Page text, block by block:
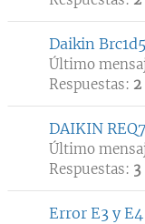
Daikin
Último
Respuestas: 2
DAIKIN
Último
Respuestas: 3
Error E3 y E4